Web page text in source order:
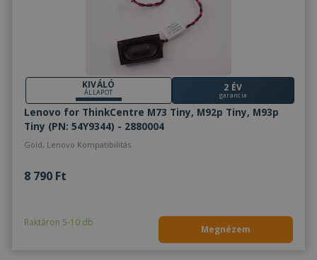
KIVÁLÓ
ÁLLAPOT 2 ÉV
garancia
Lenovo for ThinkCentre M73 Tiny, M92p Tiny, M93p
Tiny (PN: 54Y9344) - 2880004
Gold, Lenovo Kompatibilitás
8 790 Ft
Raktáron 5-10 db
Megnézem